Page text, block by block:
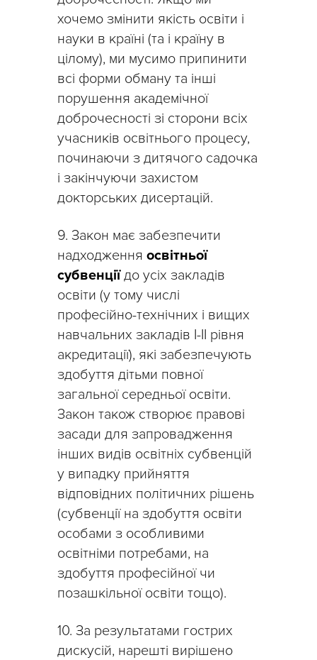
хочемо змінити якість освіти і
науки в країні (та і країну в
цілому), ми мусимо припинити
всі форми обману та інші
порушення академічної
доброчесності зі сторони всіх
учасників освітнього процесу,
починаючи з дитячого садочка
і закінчуючи захистом
докторських дисертацій.
9. Закон має забезпечити
надходження освітньої
субвенціїдо усіх закладів
освіти (у тому числі
професійно-технічних і вищих
навчальних закладів І-ІІ рівня
акредитації), які забезпечують
здобуття дітьми повної
загальної середньої освіти.
Закон також створює правові
засади для запровадження
інших видів освітніх субвенцій
у випадку прийняття
відповідних політичних рішень
(субвенції на здобуття освіти
особами з особливими
освітніми потребами, на
здобуття професійної чи
позашкільної освіти тощо).
10. За результатами гострих
дискусій, нарешті вирішено